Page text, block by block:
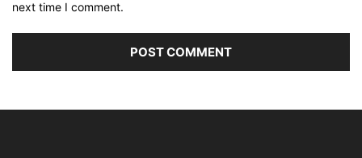
next time I comment.